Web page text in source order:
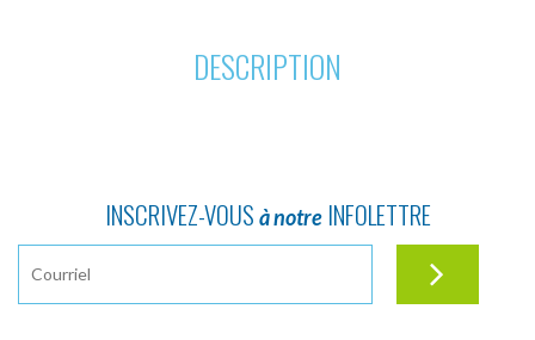
DESCRIPTION
INSCRIVEZ-VOUS à notreINFOLETTRE